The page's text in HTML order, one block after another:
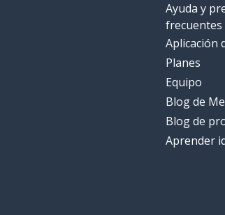
Ayuda y
frecuentes
Aplicación
Planes
Equipo
Blog de
Blog de
Aprender